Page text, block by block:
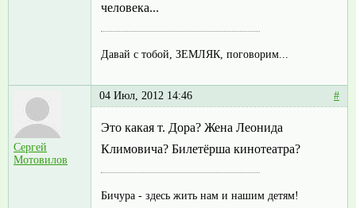
человека...
Давай с тобой, ЗЕМЛЯК, поговорим...
Сергей
Мотовилов
04 Июл, 2012 14:46 #
Это какая т. Дора? Жена Леонида
Климовича? Билетёрша кинотеатра?
Бичура - здесь жить нам и нашим детям!